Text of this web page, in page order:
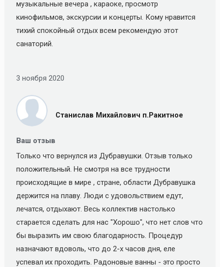
музыкальные вечера , караоке, просмотр
кинофильмов, экскурсии и концерты. Кому нравится
тихий спокойный отдых всем рекомендую этот
санаторий.
3 ноября 2020
Станислав Михайлович п.Ракитное
Ваш отзыв
Только что вернулся из Дубравушки. Отзыв только
положительный. Не смотря на все трудности
происходящие в мире , стране, области Дубравушка
держится на плаву. Люди с удовольствием едут,
лечатся, отдыхают. Весь коллектив настолько
старается сделать для нас "Хорошо", что нет слов что
бы выразить им свою благодарность. Процедур
назначают вдоволь, что до 2-х часов дня, еле
успевал их проходить. Радоновые ванны - это просто